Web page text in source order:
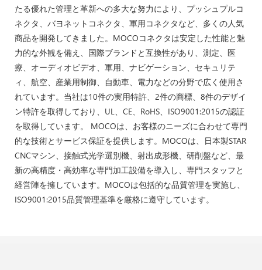
たる優れた管理と革新への多大な努力により、プッシュプルコ
ネクタ、バヨネットコネクタ、軍用コネクタなど、多くの人気
商品を開発してきました。MOCOコネクタは安定した性能と魅
力的な外観を備え、国際ブランドと互換性があり、測定、医
療、オーディオビデオ、軍用、ナビゲーション、セキュリテ
ィ、航空、産業用制御、自動車、電力などの分野で広く使用さ
れています。当社は10件の実用特許、2件の商標、8件のデザイ
ン特許を取得しており、UL、CE、RoHS、ISO9001:2015の認証
を取得しています。 MOCOは、お客様のニーズに合わせて専門
的な技術とサービス保証を提供します。MOCOは、日本製STAR
CNCマシン、接触式光学選別機、射出成形機、研削盤など、最
新の高精度・高効率な専門加工設備を導入し、専門スタッフと
経営陣を擁しています。MOCOは包括的な品質管理を実施し、
ISO9001:2015品質管理基準を厳格に遵守しています。